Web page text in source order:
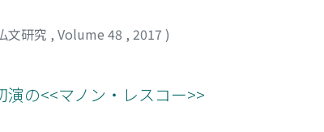
文研究 , Volume 48 , 2017 )
の<<マノン・レスコー>>